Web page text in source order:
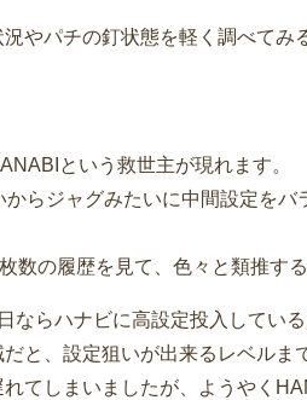
況やパチの釘状態を軽く調べて
という救世主が現れます。
からジャグみたいに中間設定を
数の履歴を見て、色々と類推す
ならハナビに高設定投入してい
と、設定狙いが出来るレベルま
てしまいましたが、ようやく